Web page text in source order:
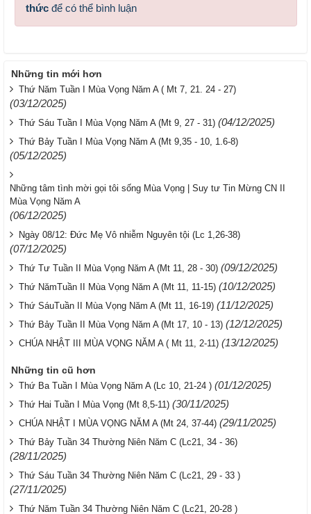
thức để có thể bình luận
Những tin mới hơn
Thứ Năm Tuần I Mùa Vọng Năm A ( Mt 7, 21. 24 - 27)
(03/12/2025)
Thứ Sáu Tuần I Mùa Vọng Năm A (Mt 9, 27 - 31) (04/12/2025)
Thứ Bảy Tuần I Mùa Vọng Năm A (Mt 9,35 - 10, 1.6-8)
(05/12/2025)
Những tâm tình mời gọi tôi sống Mùa Vọng | Suy tư Tin Mừng CN II
Mùa Vọng Năm A
(06/12/2025)
Ngày 08/12: Đức Mẹ Vô nhiễm Nguyên tội (Lc 1,26-38)
(07/12/2025)
Thứ Tư Tuần II Mùa Vọng Năm A (Mt 11, 28 - 30) (09/12/2025)
Thứ NămTuần II Mùa Vọng Năm A (Mt 11, 11-15) (10/12/2025)
Thứ SáuTuần II Mùa Vọng Năm A (Mt 11, 16-19) (11/12/2025)
Thứ Bảy Tuần II Mùa Vọng Năm A (Mt 17, 10 - 13) (12/12/2025)
CHÚA NHẬT III MÙA VỌNG NĂM A ( Mt 11, 2-11) (13/12/2025)
Những tin cũ hơn
Thứ Ba Tuần I Mùa Vọng Năm A (Lc 10, 21-24 ) (01/12/2025)
Thứ Hai Tuần I Mùa Vọng (Mt 8,5-11) (30/11/2025)
CHÚA NHẬT I MÙA VỌNG NĂM A (Mt 24, 37-44) (29/11/2025)
Thứ Bảy Tuần 34 Thường Niên Năm C (Lc21, 34 - 36)
(28/11/2025)
Thứ Sáu Tuần 34 Thường Niên Năm C (Lc21, 29 - 33 )
(27/11/2025)
Thứ Năm Tuần 34 Thường Niên Năm C (Lc21, 20-28 )